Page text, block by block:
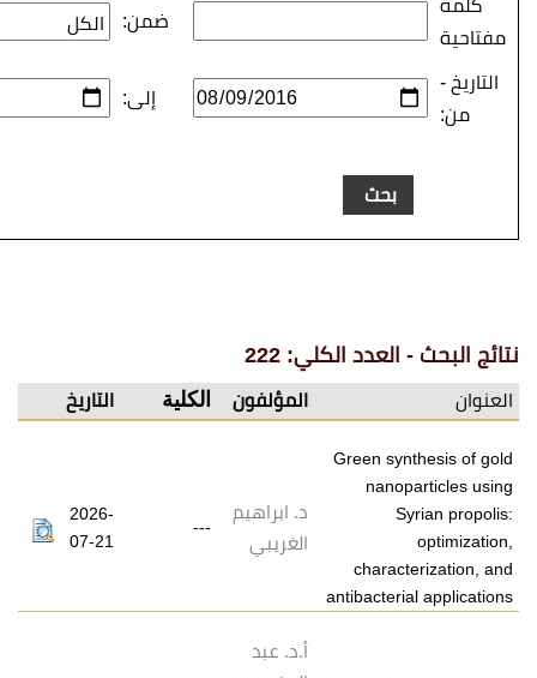
إلى:
الكلي: 222
الكلية التاريخ
Green
د. ابراهيم
الغريبي
2026-